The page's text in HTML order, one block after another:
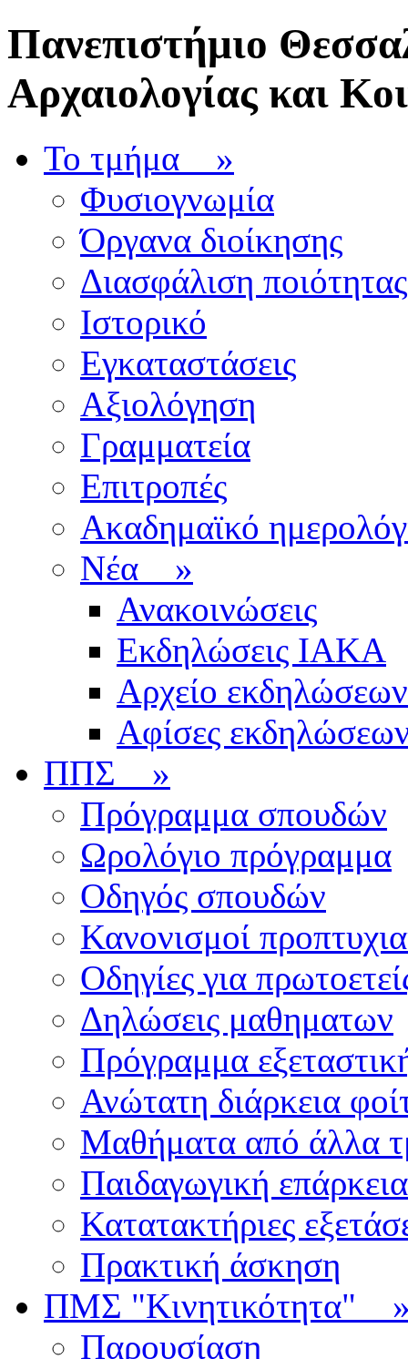
Πανεπιστήμιο
Αρχαιολογίας και
Το τμήμα »
Φυσιογνωμία
Όργανα διοίκησης
Διασφάλιση ποιότητας
Ιστορικό
Εγκαταστάσεις
Αξιολόγηση
Γραμματεία
Επιτροπές
Ακαδημαϊκό
Νέα »
Ανακοινώσεις
Εκδηλώσεις ΙΑΚΑ
Αρχείο εκδηλώσεων
Αφίσες
ΠΠΣ »
Πρόγραμμα σπουδών
Ωρολόγιο πρόγραμμα
Οδηγός σπουδών
Κανονισμοί
Οδηγίες για
Δηλώσεις μαθηματων
Πρόγραμμα
Ανώτατη διάρκεια
Μαθήματα από άλλα
Παιδαγωγική επάρκεια
Κατατακτήριες
Πρακτική άσκηση
ΠΜΣ "Κινητικότητα"
Παρουσίαση